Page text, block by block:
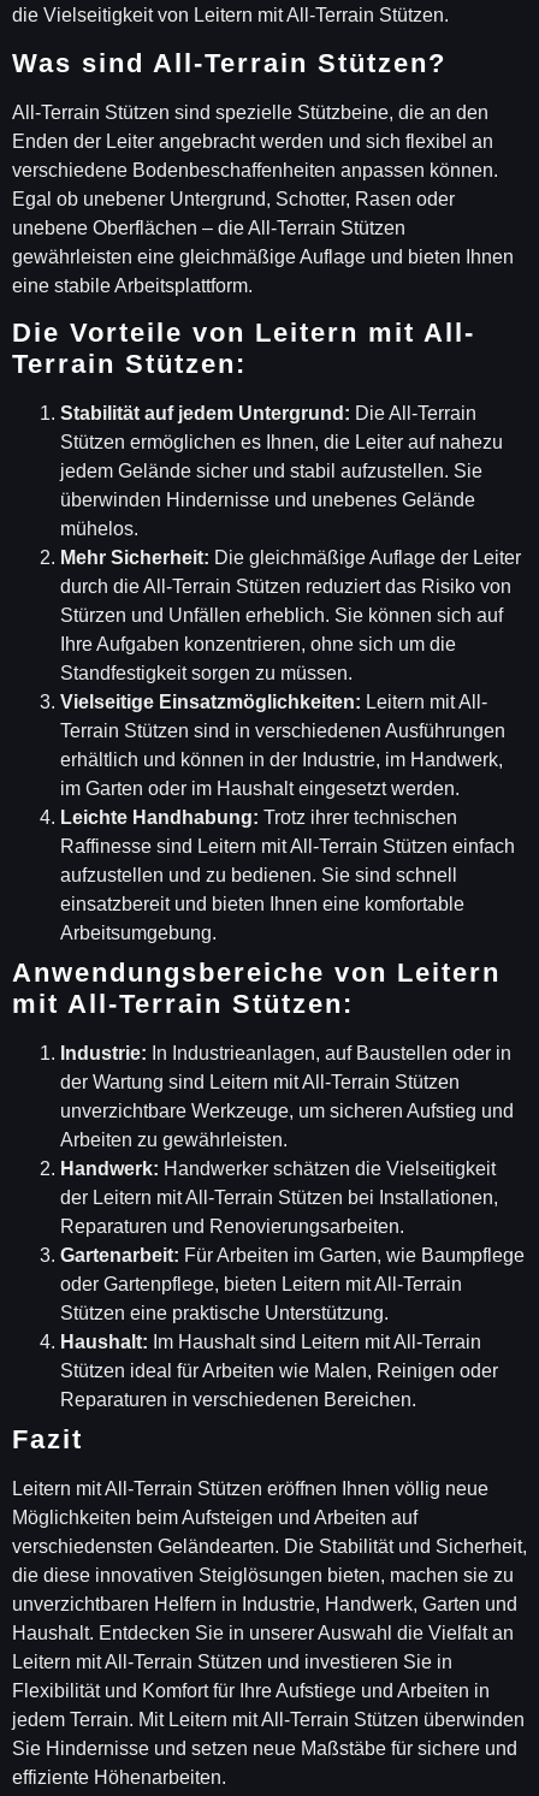
die Vielseitigkeit von Leitern mit All-Terrain Stützen.
Was sind All-Terrain Stützen?
All-Terrain Stützen sind spezielle Stützbeine, die an den
Enden der Leiter angebracht werden und sich flexibel an
verschiedene Bodenbeschaffenheiten anpassen können.
Egal ob unebener Untergrund, Schotter, Rasen oder
unebene Oberflächen – die All-Terrain Stützen
gewährleisten eine gleichmäßige Auflage und bieten Ihnen
eine stabile Arbeitsplattform.
Die Vorteile von Leitern mit All-
Terrain Stützen:
Stabilität auf jedem Untergrund: Die All-Terrain
Stützen ermöglichen es Ihnen, die Leiter auf nahezu
jedem Gelände sicher und stabil aufzustellen. Sie
überwinden Hindernisse und unebenes Gelände
mühelos.
Mehr Sicherheit: Die gleichmäßige Auflage der Leiter
durch die All-Terrain Stützen reduziert das Risiko von
Stürzen und Unfällen erheblich. Sie können sich auf
Ihre Aufgaben konzentrieren, ohne sich um die
Standfestigkeit sorgen zu müssen.
Vielseitige Einsatzmöglichkeiten: Leitern mit All-
Terrain Stützen sind in verschiedenen Ausführungen
erhältlich und können in der Industrie, im Handwerk,
im Garten oder im Haushalt eingesetzt werden.
Leichte Handhabung: Trotz ihrer technischen
Raffinesse sind Leitern mit All-Terrain Stützen einfach
aufzustellen und zu bedienen. Sie sind schnell
einsatzbereit und bieten Ihnen eine komfortable
Arbeitsumgebung.
Anwendungsbereiche von Leitern
mit All-Terrain Stützen:
Industrie: In Industrieanlagen, auf Baustellen oder in
der Wartung sind Leitern mit All-Terrain Stützen
unverzichtbare Werkzeuge, um sicheren Aufstieg und
Arbeiten zu gewährleisten.
Handwerk: Handwerker schätzen die Vielseitigkeit
der Leitern mit All-Terrain Stützen bei Installationen,
Reparaturen und Renovierungsarbeiten.
Gartenarbeit: Für Arbeiten im Garten, wie Baumpflege
oder Gartenpflege, bieten Leitern mit All-Terrain
Stützen eine praktische Unterstützung.
Haushalt: Im Haushalt sind Leitern mit All-Terrain
Stützen ideal für Arbeiten wie Malen, Reinigen oder
Reparaturen in verschiedenen Bereichen.
Fazit
Leitern mit All-Terrain Stützen eröffnen Ihnen völlig neue
Möglichkeiten beim Aufsteigen und Arbeiten auf
verschiedensten Geländearten. Die Stabilität und Sicherheit,
die diese innovativen Steiglösungen bieten, machen sie zu
unverzichtbaren Helfern in Industrie, Handwerk, Garten und
Haushalt. Entdecken Sie in unserer Auswahl die Vielfalt an
Leitern mit All-Terrain Stützen und investieren Sie in
Flexibilität und Komfort für Ihre Aufstiege und Arbeiten in
jedem Terrain. Mit Leitern mit All-Terrain Stützen überwinden
Sie Hindernisse und setzen neue Maßstäbe für sichere und
effiziente Höhenarbeiten.